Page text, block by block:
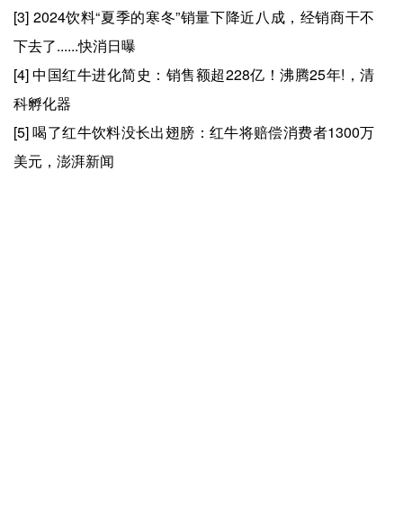
[3] 2024饮料“夏季的寒冬”销量下降近八成，经销商干不
下去了......快消日曝
[4] 中国红牛进化简史：销售额超228亿！沸腾25年!，清
科孵化器
[5] 喝了红牛饮料没长出翅膀：红牛将赔偿消费者1300万
美元，澎湃新闻